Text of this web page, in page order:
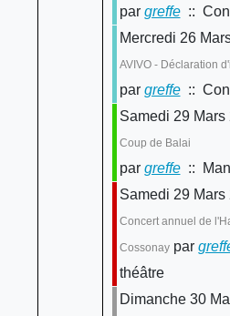
par greffe::
Mercredi 26
AVIVO - Déclaration
par greffe::
Samedi 29
Coup de Balai
par greffe::
Samedi 29 Mars
Concert annuel de
Cossonaypar
théâtre
Dimanche 30